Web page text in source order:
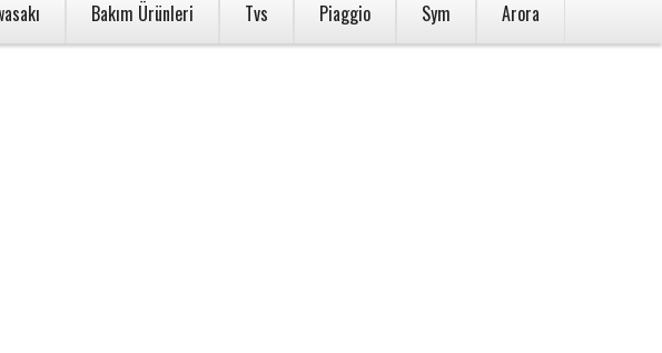
Bakım Ürünleri Tvs Piaggio Sym Arora